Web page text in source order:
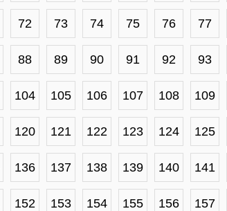
72 73 74 75 76 77
88 89 90 91 92 93
104 105 106 107 108 109
120 121 122 123 124 125
136 137 138 139 140 141
152 153 154 155 156 157